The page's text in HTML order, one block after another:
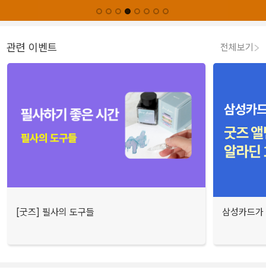
관련 이벤트 전체보기
[굿즈] 필사의 도구들 삼성카드